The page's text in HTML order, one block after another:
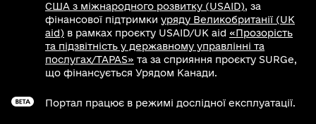
США з міжнародного розвитку (USAID), за
фінансової підтримки уряду Великобританії (UK
aid) в рамках проєкту USAID/UK aid «Прозорість
та підзвітність у державному управлінні та
послугах/TAPAS» та за сприяння проєкту SURGe,
що фінансується Урядом Канади.
Портал працює в режимі дослідної експлуатації.